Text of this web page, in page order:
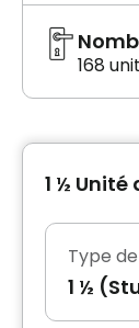
168
1 ½ Unité
Type
1 ½